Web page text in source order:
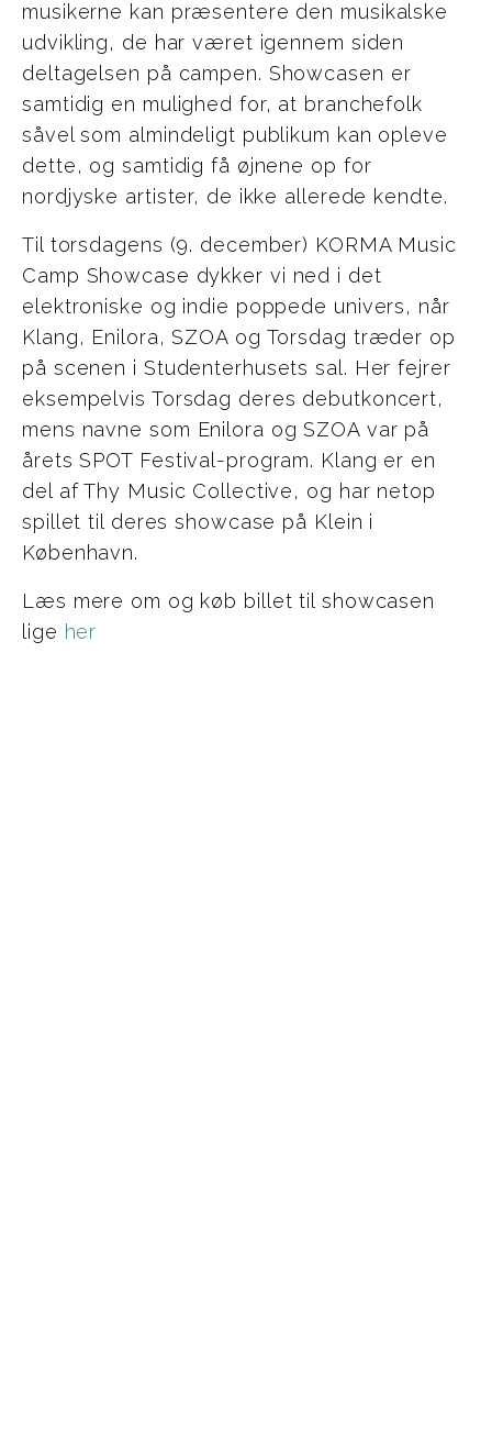
musikerne kan præsentere den musikalske
udvikling, de har været igennem siden
deltagelsen på campen. Showcasen er
samtidig en mulighed for, at branchefolk
såvel som almindeligt publikum kan opleve
dette, og samtidig få øjnene op for
nordjyske artister, de ikke allerede kendte.
Til torsdagens (9. december) KORMA Music
Camp Showcase dykker vi ned i det
elektroniske og indie poppede univers, når
Klang, Enilora, SZOA og Torsdag træder op
på scenen i Studenterhusets sal. Her fejrer
eksempelvis Torsdag deres debutkoncert,
mens navne som Enilora og SZOA var på
årets SPOT Festival-program. Klang er en
del af Thy Music Collective, og har netop
spillet til deres showcase på Klein i
København.
Læs mere om og køb billet til showcasen
lige her